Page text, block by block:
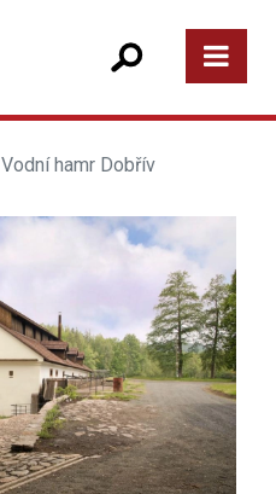
Vodní hamr Dobřív